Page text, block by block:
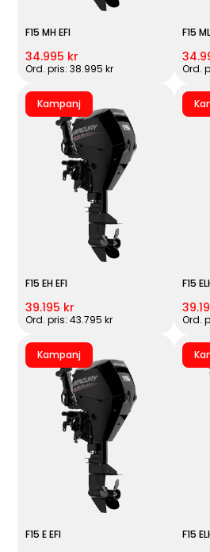
F15 MH EFI
34.995 kr
Ord. pris: 38.995 kr
F15
Ord.
Kampanj
F15 EH EFI
39.195 kr
Ord. pris: 43.795 kr
F15
Ord.
Kampanj
F15 E EFI F15